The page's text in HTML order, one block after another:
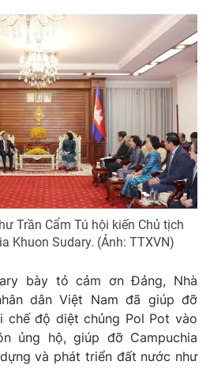
931 - 024.38 355 932
024.66 897 897
hình thức nếu không có sự chấp
nguồn VTV.vn khi phát hành lại
Trần Cẩm Tú hội kiến Chủ tịch
Khuon Sudary. (Ảnh: TTXVN)
bày tỏ cảm ơn Đảng, Nhà
dân Việt Nam đã giúp đỡ
chế độ diệt chủng Pol Pot vào
ủng hộ, giúp đỡ Campuchia
và phát triển đất nước như